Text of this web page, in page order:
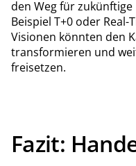
den Weg für
Beispiel T+0 oder
Visionen könnten den
transformieren und
freisetzen.
Fazit: